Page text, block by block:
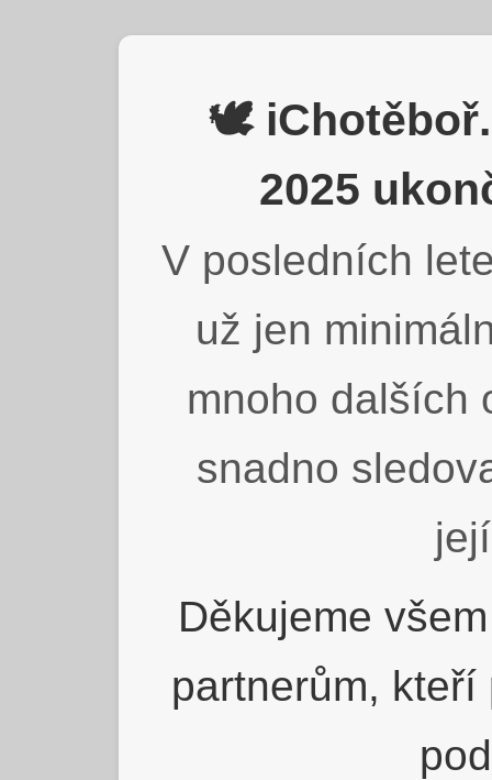
🕊️
2025
V posledních
už jen
mnoho dalších
snadno
Děkujeme
partnerům,